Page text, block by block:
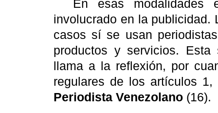
En esas modalidades
involucrado en la publicidad.
casos sí se usan
productos y servicios. Esta
llama a la reflexión, por
regulares de los artículos
Periodista Venezolano (16).